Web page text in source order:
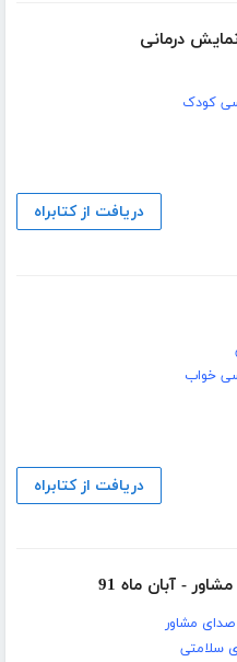
درمانی
کودک
دریافت از کتابراه
خواب
دریافت از کتابراه
- آبان ماه 91
مشاور
سلامتی